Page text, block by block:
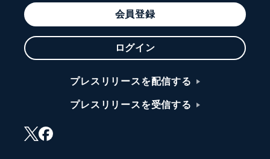
会員登録
ログイン
プレスリリースを配信する
プレスリリースを受信する